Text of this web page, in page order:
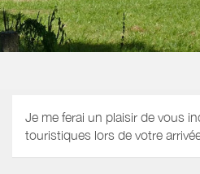
Je me ferai un plaisir de vous
touristiques lors de votre